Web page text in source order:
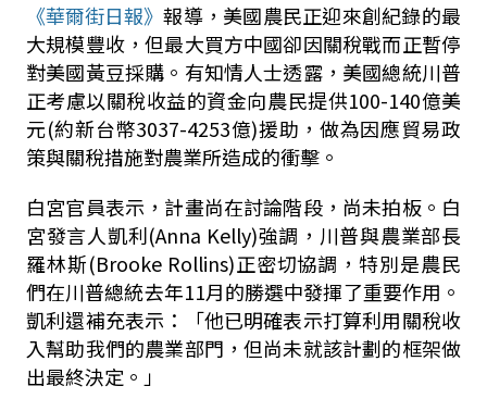
《華爾街日報》 報導，美國農民正迎來創紀錄的最
大規模豐收，但最大買方中國卻因關稅戰而正暫停
對美國黃豆採購。有知情人士透露，美國總統川普
正考慮以關稅收益的資金向農民提供100-140億美
元(約新台幣3037-4253億)援助，做為因應貿易政
策與關稅措施對農業所造成的衝擊。
白宮官員表示，計畫尚在討論階段，尚未拍板。白
宮發言人凱利(Anna Kelly)強調，川普與農業部長
羅林斯(Brooke Rollins)正密切協調，特別是農民
們在川普總統去年11月的勝選中發揮了重要作用。
凱利還補充表示：「他已明確表示打算利用關稅收
入幫助我們的農業部門，但尚未就該計劃的框架做
出最終決定。」